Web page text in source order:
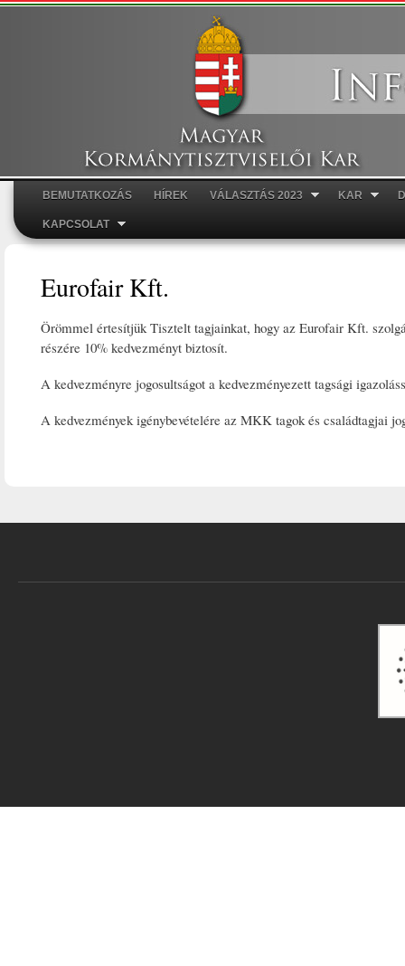
Főmenü
BEMUTATKOZÁS HÍREK VÁLASZTÁS 2023 KAR
KAPCSOLAT
Eurofair Kft.
Örömmel értesítjük Tisztelt tagjainkat, hogy az Eurofair Kft.
részére 10% kedvezményt biztosít.
A kedvezményre jogosultságot a kedvezményezett tagsági
A kedvezmények igénybevételére az MKK tagok és családtagjai